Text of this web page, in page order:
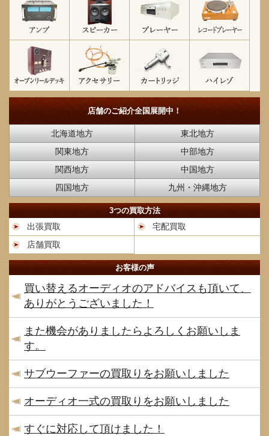
店舗のご紹介全国展開中！
北海道地方
東北地方
関東地方
中部地方
関西地方
中国地方
四国地方
九州・沖縄地方
3つの買取方法
出張買取
宅配買取
店舗買取
お客様の声
買い替えるオーディオのアドバイスも頂いて、
ありがとうございました！
また機会がありましたらよろしくお願いしま
す。
サブウーファーの買取りをお願いしました
オーディオ一式の買取りをお願いしました
すぐに対応して頂けました！